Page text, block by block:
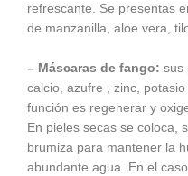
refrescante. Se presentas
de manzanilla, aloe vera,
– Máscaras de fango: sus
calcio, azufre , zinc,
función es regenerar y
En pieles secas se coloca,
brumiza para mantener la
abundante agua. En el